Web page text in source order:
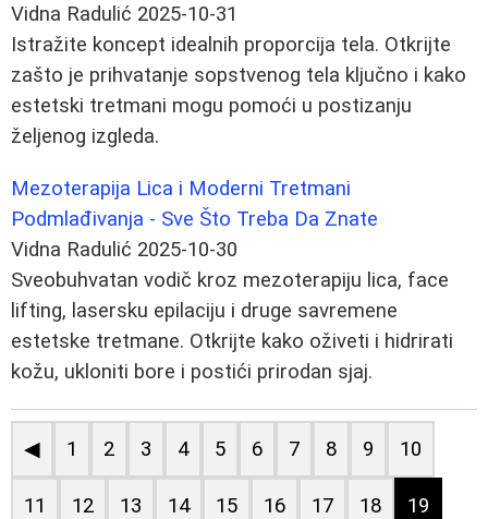
Vidna Radulić 2025-10-31
Istražite koncept idealnih proporcija tela. Otkrijte
zašto je prihvatanje sopstvenog tela ključno i kako
estetski tretmani mogu pomoći u postizanju
željenog izgleda.
Mezoterapija Lica i Moderni Tretmani
Podmlađivanja - Sve Što Treba Da Znate
Vidna Radulić 2025-10-30
Sveobuhvatan vodič kroz mezoterapiju lica, face
lifting, lasersku epilaciju i druge savremene
estetske tretmane. Otkrijte kako oživeti i hidrirati
kožu, ukloniti bore i postići prirodan sjaj.
◀ 1 2 3 4 5 6 7 8 9 10
11 12 13 14 15 16 17 18 19